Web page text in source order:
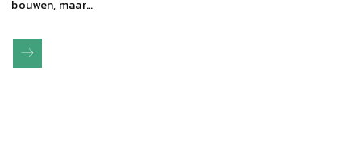
bouwen, maar…